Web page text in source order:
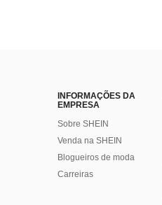
INFORMAÇÕES DA
EMPRESA
Sobre SHEIN
Venda na SHEIN
Blogueiros de moda
Carreiras